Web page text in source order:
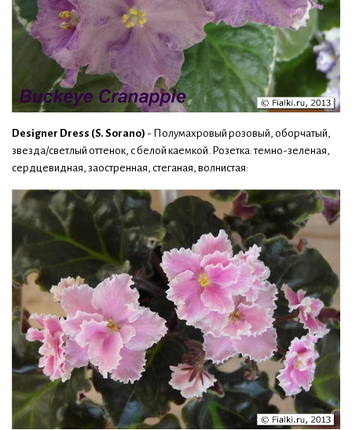
Designer Dress (S. Sorano) - Полумахровый розовый, оборчатый,
звезда/светлый оттенок, с белой каемкой. Розетка: темно-зеленая,
сердцевидная, заостренная, стеганая, волнистая: